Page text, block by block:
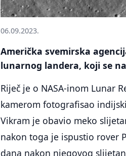
06.09.2023.
Američka svemirska
lunarnog landera, koji se
Riječ je o NASA-inom Lunar
kamerom fotografisao
Vikram je obavio meko
nakon toga je ispustio rover
dana nakon njegovog